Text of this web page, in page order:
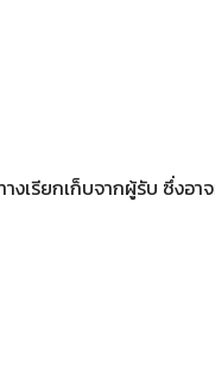
เรียกเก็บจากผู้รับ ซึ่งอา